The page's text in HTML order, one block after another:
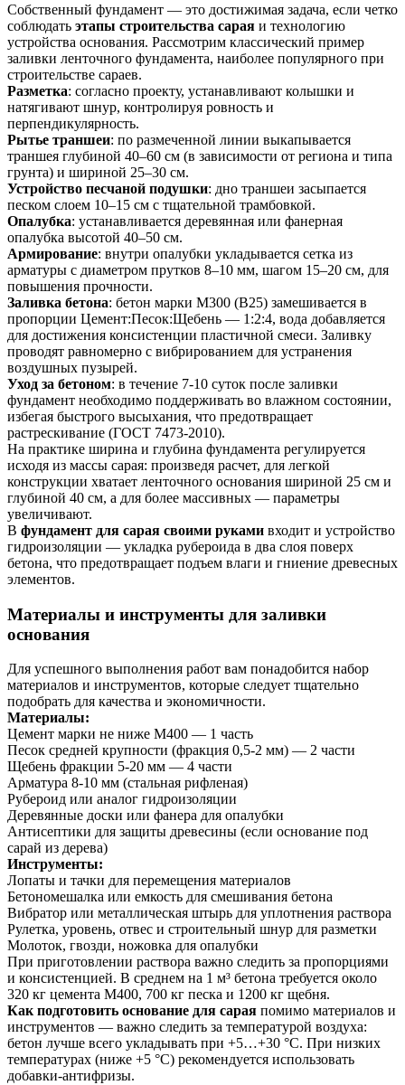
Собственный фундамент — это достижимая задача, если четко
соблюдать этапы строительства сарая и технологию
устройства основания. Рассмотрим классический пример
заливки ленточного фундамента, наиболее популярного при
строительстве сараев.
Разметка: согласно проекту, устанавливают колышки и
натягивают шнур, контролируя ровность и
перпендикулярность.
Рытье траншеи: по размеченной линии выкапывается
траншея глубиной 40–60 см (в зависимости от региона и типа
грунта) и шириной 25–30 см.
Устройство песчаной подушки: дно траншеи засыпается
песком слоем 10–15 см с тщательной трамбовкой.
Опалубка: устанавливается деревянная или фанерная
опалубка высотой 40–50 см.
Армирование: внутри опалубки укладывается сетка из
арматуры с диаметром прутков 8–10 мм, шагом 15–20 см, для
повышения прочности.
Заливка бетона: бетон марки М300 (В25) замешивается в
пропорции Цемент:Песок:Щебень — 1:2:4, вода добавляется
для достижения консистенции пластичной смеси. Заливку
проводят равномерно с вибрированием для устранения
воздушных пузырей.
Уход за бетоном: в течение 7-10 суток после заливки
фундамент необходимо поддерживать во влажном состоянии,
избегая быстрого высыхания, что предотвращает
растрескивание (ГОСТ 7473-2010).
На практике ширина и глубина фундамента регулируется
исходя из массы сарая: произведя расчет, для легкой
конструкции хватает ленточного основания шириной 25 см и
глубиной 40 см, а для более массивных — параметры
увеличивают.
В фундамент для сарая своими руками входит и устройство
гидроизоляции — укладка рубероида в два слоя поверх
бетона, что предотвращает подъем влаги и гниение древесных
элементов.
Материалы и инструменты для заливки
основания
Для успешного выполнения работ вам понадобится набор
материалов и инструментов, которые следует тщательно
подобрать для качества и экономичности.
Материалы:
Цемент марки не ниже М400 — 1 часть
Песок средней крупности (фракция 0,5-2 мм) — 2 части
Щебень фракции 5-20 мм — 4 части
Арматура 8-10 мм (стальная рифленая)
Рубероид или аналог гидроизоляции
Деревянные доски или фанера для опалубки
Антисептики для защиты древесины (если основание под
сарай из дерева)
Инструменты:
Лопаты и тачки для перемещения материалов
Бетономешалка или емкость для смешивания бетона
Вибратор или металлическая штырь для уплотнения раствора
Рулетка, уровень, отвес и строительный шнур для разметки
Молоток, гвозди, ножовка для опалубки
При приготовлении раствора важно следить за пропорциями
и консистенцией. В среднем на 1 м³ бетона требуется около
320 кг цемента М400, 700 кг песка и 1200 кг щебня.
Как подготовить основание для сарая помимо материалов и
инструментов — важно следить за температурой воздуха:
бетон лучше всего укладывать при +5…+30 °C. При низких
температурах (ниже +5 °C) рекомендуется использовать
добавки-антифризы.